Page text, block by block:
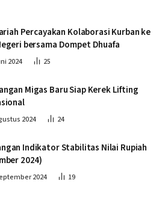
Percayakan Kolaborasi Kurban ke
bersama Dompet Dhuafa
2024 25
Migas Baru Siap Kerek Lifting
2024 24
Indikator Stabilitas Nilai Rupiah
2024)
2024 19